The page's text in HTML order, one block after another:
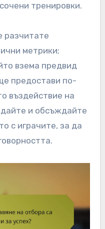
тренировки.
разчитате
метрики;
взема предвид
предостави по-
въздействие на
и обсъждайте
с играчите, за да